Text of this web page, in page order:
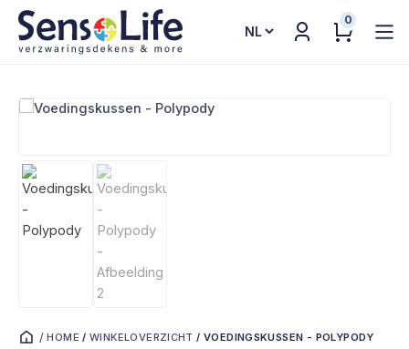
Kies
0
/ HOME /WINKELOVERZICHT /VOEDINGSKUSSEN - POLYPODY